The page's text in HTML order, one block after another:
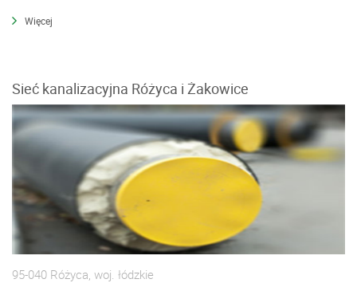
Więcej
Sieć kanalizacyjna Różyca i Żakowice
95-040 Różyca, woj. łódzkie